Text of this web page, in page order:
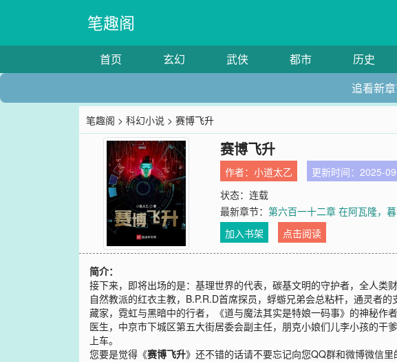
笔趣阁
首页 玄幻 武侠 都市 历史
追看新
笔趣阁 >科幻小说 > 赛博飞升
赛博飞升
作者：小道太乙 更新时间：2025-
状态：连载
最新章节：第六百一十二章 在阿瓦隆，暮
加入书架
点击阅读
简介：
接下来，即将出场的是：基理世界的代表，碳基文明的守护者，全人类
自然教派的红衣主教，B.P.R.D首席探员，蜉蝣兄弟会总粘杆，通灵者
藏家，霓虹与黑暗中的行者，《道与魔法其实是特娘一码事》的神秘作
医生，中京市下城区第五大街居委会副主任，朋克小娘们儿李小孩的
上车。
您要是觉得《赛博飞升》还不错的话请不要忘记向您QQ群和微博微信里